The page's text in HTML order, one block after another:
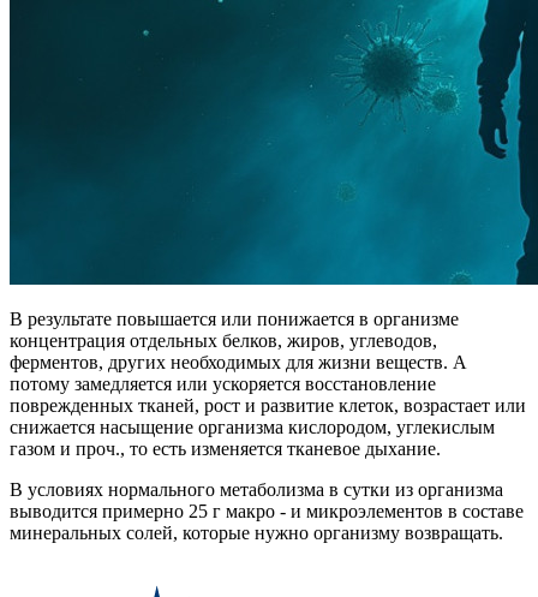
В результате повышается или понижается в организме
концентрация отдельных белков, жиров, углеводов,
ферментов, других необходимых для жизни веществ. А
потому замедляется или ускоряется восстановление
поврежденных тканей, рост и развитие клеток, возрастает или
снижается насыщение организма кислородом, углекислым
газом и проч., то есть изменяется тканевое дыхание.
В условиях нормального метаболизма в сутки из организма
выводится примерно 25 г макро - и микроэлементов в составе
минеральных солей, которые нужно организму возвращать.